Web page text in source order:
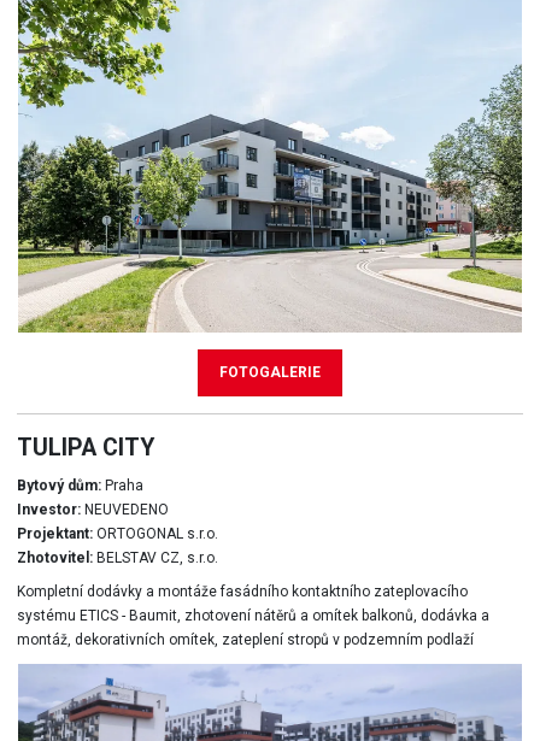
FOTOGALERIE
TULIPA CITY
Bytový dům:Praha
Investor:NEUVEDENO
Projektant:ORTOGONAL s.r.o.
Zhotovitel:BELSTAV CZ, s.r.o.
Kompletní dodávky a montáže fasádního kontaktního zateplovacího
systému ETICS - Baumit, zhotovení nátěrů a omítek balkonů, dodávka a
montáž, dekorativních omítek, zateplení stropů v podzemním podlaží